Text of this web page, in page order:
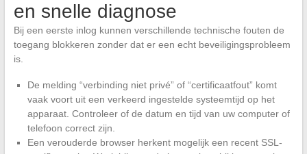
en snelle diagnose
Bij een eerste inlog kunnen verschillende technische fouten de
toegang blokkeren zonder dat er een echt beveiligingsprobleem
is.
De melding “verbinding niet privé” of “certificaatfout” komt
vaak voort uit een verkeerd ingestelde systeemtijd op het
apparaat. Controleer of de datum en tijd van uw computer of
telefoon correct zijn.
Een verouderde browser herkent mogelijk een recent SSL-